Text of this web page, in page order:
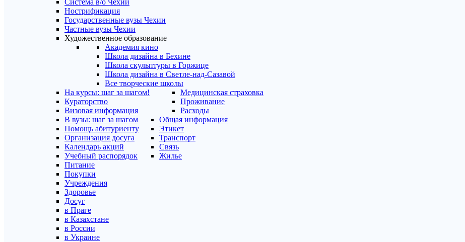
Система в/о Чехии
Нострификация
Государственные вузы Чехии
Частные вузы Чехии
Художественное образование
Академия кино
Школа дизайна в Бехине
Школа скульптуры в Горжице
Школа дизайна в Светле-над-Сазавой
Все творческие школы
На курсы: шаг за шагом!
Кураторство
Визовая информация
Медицинская страховка
Проживание
Расходы
В вузы: шаг за шагом
Помощь абитуриенту
Организация досуга
Календарь акций
Учебный распорядок
Общая информация
Этикет
Транспорт
Связь
Жилье
Питание
Покупки
Учреждения
Здоровье
Досуг
в Праге
в Казахстане
в России
в Украине